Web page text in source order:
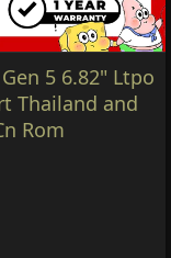
5 6.82" Ltpo
Thailand and
Rom